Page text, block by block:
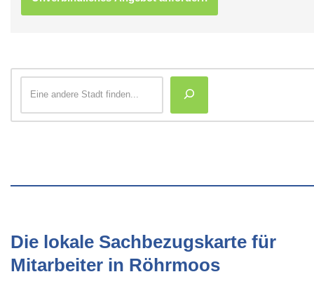
Die lokale Sachbezugskarte für
Mitarbeiter in Röhrmoos